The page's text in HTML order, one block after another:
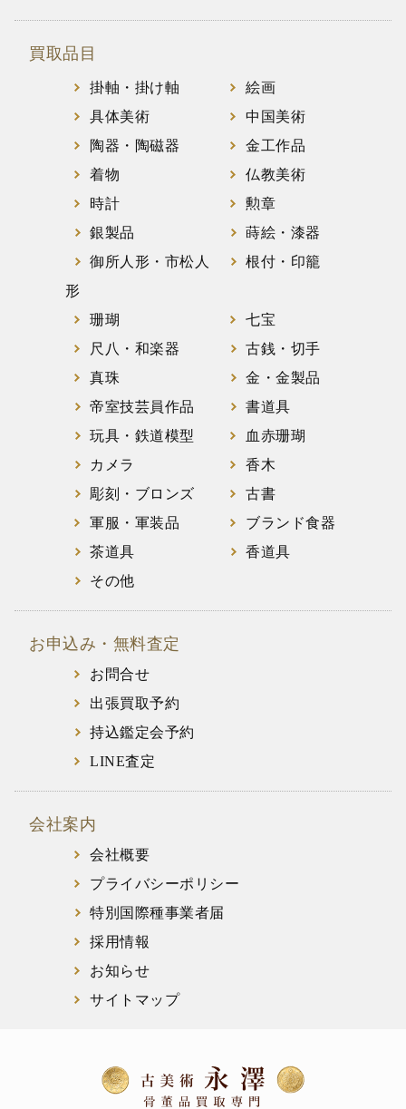
買取品目
掛軸・掛け軸
絵画
具体美術
中国美術
陶器・陶磁器
金工作品
着物
仏教美術
時計
勲章
銀製品
蒔絵・漆器
御所人形・市松人
形
根付・印籠
珊瑚
七宝
尺八・和楽器
古銭・切手
真珠
金・金製品
帝室技芸員作品
書道具
玩具・鉄道模型
血赤珊瑚
カメラ
香木
彫刻・ブロンズ
古書
軍服・軍装品
ブランド食器
茶道具
香道具
その他
お申込み・無料査定
お問合せ
出張買取予約
持込鑑定会予約
LINE査定
会社案内
会社概要
プライバシーポリシー
特別国際種事業者届
採用情報
お知らせ
サイトマップ